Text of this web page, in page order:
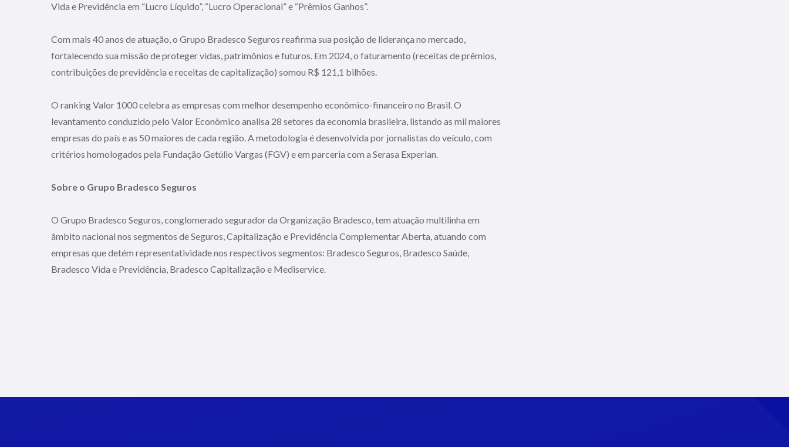
Vida e Previdência em “Lucro Líquido”, “Lucro Operacional” e “Prêmios Ganhos”.
Com mais 40 anos de atuação, o Grupo Bradesco Seguros reafirma sua posição de liderança no mercado,
fortalecendo sua missão de proteger vidas, patrimônios e futuros. Em 2024, o faturamento (receitas de prêmios,
contribuições de previdência e receitas de capitalização) somou R$ 121,1 bilhões.
O ranking Valor 1000 celebra as empresas com melhor desempenho econômico-financeiro no Brasil. O
levantamento conduzido pelo Valor Econômico analisa 28 setores da economia brasileira, listando as mil maiores
empresas do país e as 50 maiores de cada região. A metodologia é desenvolvida por jornalistas do veículo, com
critérios homologados pela Fundação Getúlio Vargas (FGV) e em parceria com a Serasa Experian.
Sobre o Grupo Bradesco Seguros
O Grupo Bradesco Seguros, conglomerado segurador da Organização Bradesco, tem atuação multilinha em
âmbito nacional nos segmentos de Seguros, Capitalização e Previdência Complementar Aberta, atuando com
empresas que detém representatividade nos respectivos segmentos: Bradesco Seguros, Bradesco Saúde,
Bradesco Vida e Previdência, Bradesco Capitalização e Mediservice.